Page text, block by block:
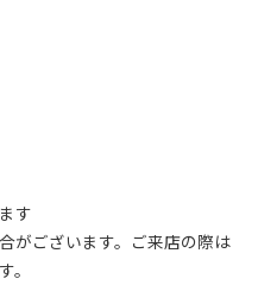
す
がございます。ご来店の際は
。